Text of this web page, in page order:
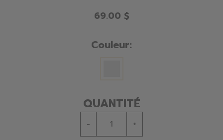
69.00 $
Couleur:
QUANTITÉ
- +